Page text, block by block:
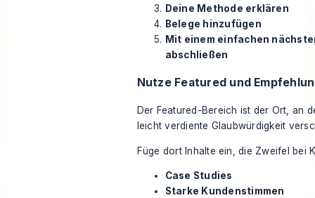
Deine Methode erklären
Belege hinzufügen
Mit einem einfachen
abschließen
Nutze Featured und
Der Featured-Bereich ist der Ort, an
leicht verdiente Glaubwürdigkeit
Füge dort Inhalte ein, die Zweifel bei
Case Studies
Starke Kundenstimmen